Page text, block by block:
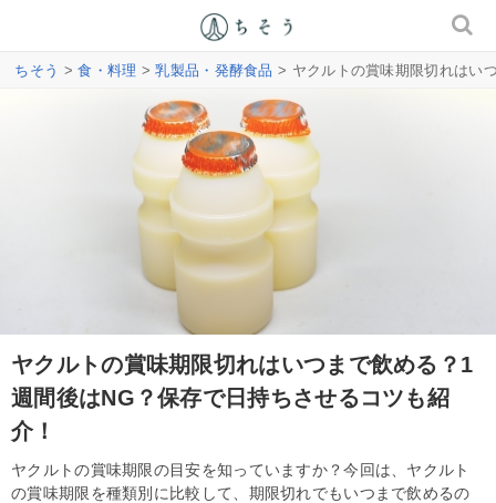
ちそう >食・料理 >乳製品・発酵食品 > ヤクルトの賞味期限切れはい
ヤクルトの賞味期限切れはいつまで飲める？1
週間後はNG？保存で日持ちさせるコツも紹
介！
ヤクルトの賞味期限の目安を知っていますか？今回は、ヤクルト
の賞味期限を種類別に比較して、期限切れでもいつまで飲めるの